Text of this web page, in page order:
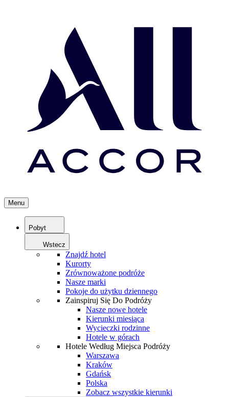
Menu
Pobyt
Wstecz
Znajdź hotel
Kurorty
Zrównoważone podróże
Nasze marki
Pokoje do użytku dziennego
Zainspiruj Się Do Podróży
Nasze nowe hotele
Kierunki miesiąca
Wycieczki rodzinne
Hotele w górach
Hotele Według Miejsca Podróży
Warszawa
Kraków
Gdańsk
Polska
Zobacz wszystkie kierunki